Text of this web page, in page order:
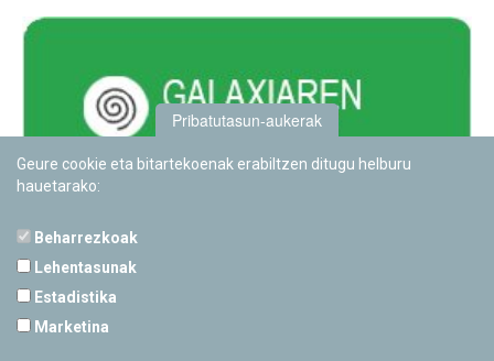
Pribatutasun-aukerak
Geure cookie eta bitartekoenak erabiltzen ditugu helburu
hauetarako:
Beharrezkoak
Lehentasunak
Estadistika
Marketina